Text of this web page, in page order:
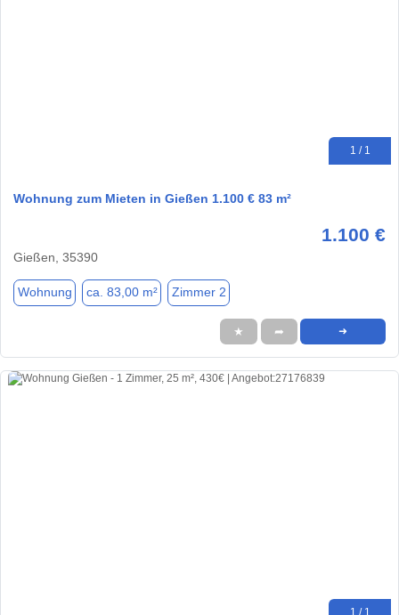
1 / 1
Wohnung zum Mieten in Gießen 1.100 € 83 m²
1.100 €
Gießen, 35390
Wohnung ca. 83,00 m² Zimmer 2
★ ➦ ➜